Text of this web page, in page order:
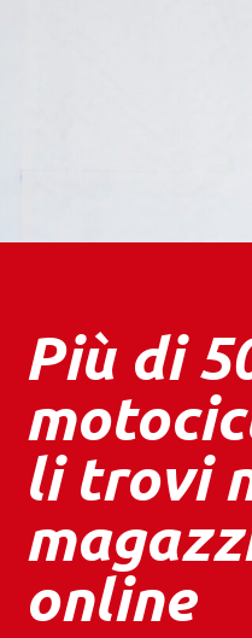
Più di
li trovi
online